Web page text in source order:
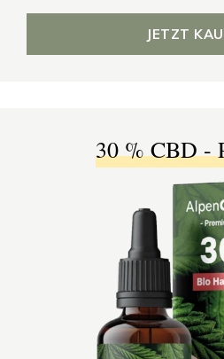
JETZT
30 % CBD -